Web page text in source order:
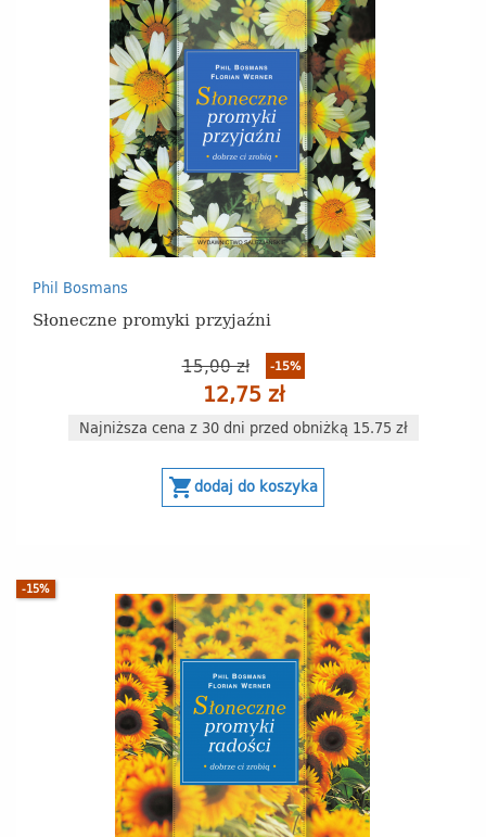
Phil Bosmans
Słoneczne promyki przyjaźni
15,00 zł -15%
12,75 zł
Najniższa cena z 30 dni przed obniżką 15.75 zł
shopping_cartdodaj do koszyka
-15%